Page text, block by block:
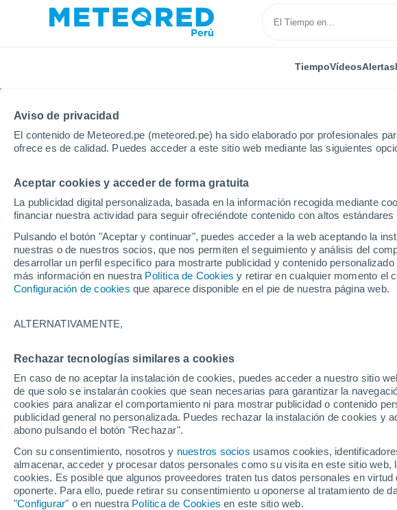
Aviso de privacidad
El contenido de Meteored.pe (meteored.pe) ha sido elaborado por profesionales
ofrece es de calidad. Puedes acceder a este sitio web mediante las siguientes
Aceptar cookies y acceder de forma gratuita
La publicidad digital personalizada, basada en la información recogida mediante
financiar nuestra actividad para seguir ofreciéndote contenido con altos
Pulsando el botón "Aceptar y continuar", puedes acceder a la web aceptando la
nuestras o de nuestros socios, que nos permiten el seguimiento y análisis del
desarrollar un perfil específico para mostrarte publicidad y contenido
más información en nuestra Política de Cookies y retirar en cualquier momento el
Configuración de cookies que aparece disponible en el pie de nuestra página web.
ALTERNATIVAMENTE,
Rechazar tecnologías similares a cookies
En caso de no aceptar la instalación de cookies, puedes acceder a nuestro sitio
de que solo se instalarán cookies que sean necesarias para garantizar la
cookies para analizar el comportamiento ni para mostrar publicidad o contenido
publicidad general no personalizada. Puedes rechazar la instalación de cookies y
abono pulsando el botón "Rechazar".
Con su consentimiento, nosotros y nuestros socios usamos cookies,
almacenar, acceder y procesar datos personales como su visita en este sitio
cookies. Es posible que algunos proveedores traten tus datos personales en
oponerte. Para ello, puede retirar su consentimiento u oponerse al tratamiento de
"Configurar" o en nuestra Política de Cookies en este sitio web.
TiempoVídeosAlertas
Inicio Portugal Distrito de Lisboa
Tiempo en el Distrito de Lisboa
Hoy, 7 agosto Todo el día Símbolo
30°
18°
Sobral de
Monte
Agraço
29°
18°
Torres
24°
19°
Ericeira